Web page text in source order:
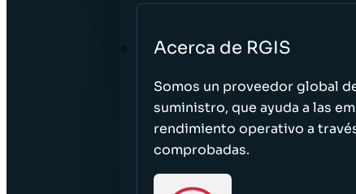
Acerca de RGIS
Somos un proveedor global
suministro, que ayuda a las
rendimiento operativo a
comprobadas.